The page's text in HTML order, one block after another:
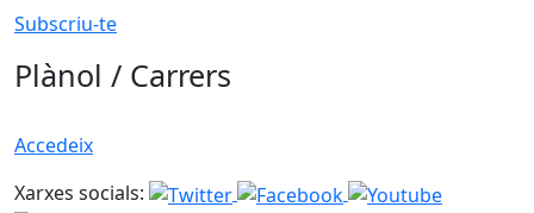
Subscriu-te
Plànol / Carrers
Accedeix
Xarxes socials: